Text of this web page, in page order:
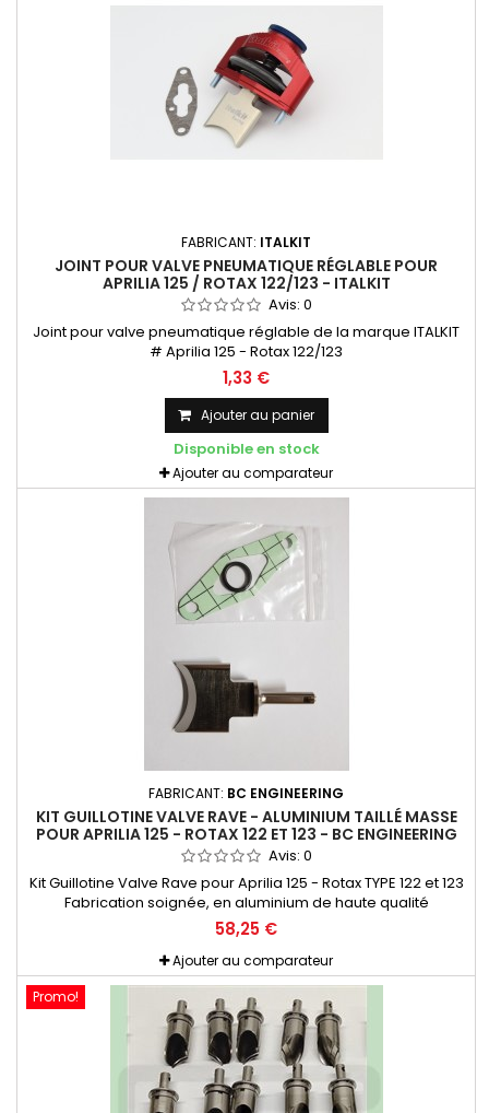
FABRICANT: ITALKIT
JOINT POUR VALVE PNEUMATIQUE RÉGLABLE POUR
APRILIA 125 / ROTAX 122/123 - ITALKIT
Avis: 0
Joint pour valve pneumatique réglable de la marque ITALKIT
# Aprilia 125 - Rotax 122/123
1,33 €
Ajouter au panier
Disponible en stock
Ajouter au comparateur
FABRICANT: BC ENGINEERING
KIT GUILLOTINE VALVE RAVE - ALUMINIUM TAILLÉ MASSE
POUR APRILIA 125 - ROTAX 122 ET 123 - BC ENGINEERING
Avis: 0
Kit Guillotine Valve Rave pour Aprilia 125 - Rotax TYPE 122 et 123
Fabrication soignée, en aluminium de haute qualité
58,25 €
Ajouter au comparateur
Promo!